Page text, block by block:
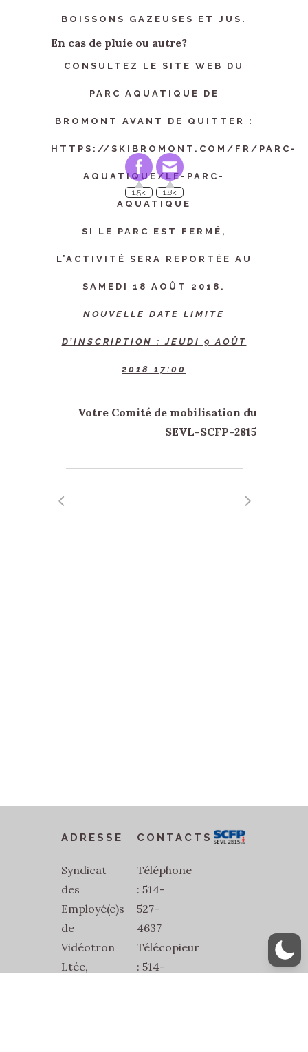
BOISSONS GAZEUSES ET JUS.
En cas de pluie ou autre?
CONSULTEZ LE SITE WEB DU
PARC AQUATIQUE DE
BROMONT AVANT DE QUITTER :
HTTPS://SKIBROMONT.COM/FR/PARC-
AQUATIQUE/LE-PARC-
AQUATIQUE
SI LE PARC EST FERMÉ,
L’ACTIVITÉ SERA REPORTÉE AU
SAMEDI 18 AOÛT 2018.
NOUVELLE DATE LIMITE
D’INSCRIPTION : JEUDI 9 AOÛT
2018 17:00
Votre Comité de mobilisation du
SEVL-SCFP-2815
ADRESSE
Syndicat
des
Employé(e)s
de
Vidéotron
Ltée,
CONTACTS
Téléphone
: 514-
527-
4637
Télécopieur
: 514-
1.5k 1.8k